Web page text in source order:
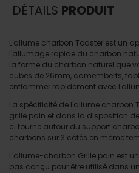
DÉTAILS PRODUIT
L'allume charbon Toaster est un
l'allumage rapide du charbon
la forme du charbon naturel que
cubes de 26mm, camemberts,
enflammer rapidement avec
La spécificité de l'allume charbon
grille pain et dans la disposition
ci tourne autour du support
charbons sur 3 côtés en même
L'allume-charbon Grille pain est
pas conçu pour être utilisé dans